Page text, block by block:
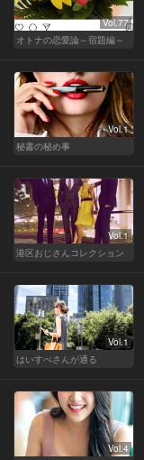
Vol.77
オトナの恋愛論～宿題編～
Vol.1
秘書の秘め事
Vol.1
港区おじさんコレクション
Vol.1
はいすぺさんが通る
Vol.4